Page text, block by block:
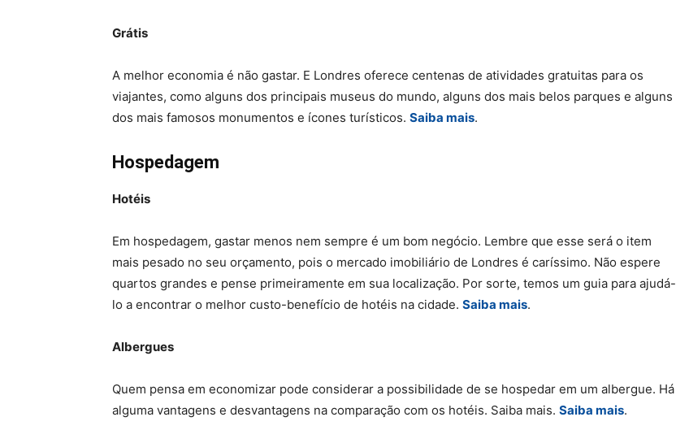
Grátis
A melhor economia é não gastar. E Londres oferece centenas de atividades gratuitas para os
viajantes, como alguns dos principais museus do mundo, alguns dos mais belos parques e alguns
dos mais famosos monumentos e ícones turísticos. Saiba mais.
Hospedagem
Hotéis
Em hospedagem, gastar menos nem sempre é um bom negócio. Lembre que esse será o item
mais pesado no seu orçamento, pois o mercado imobiliário de Londres é caríssimo. Não espere
quartos grandes e pense primeiramente em sua localização. Por sorte, temos um guia para ajudá-
lo a encontrar o melhor custo-benefício de hotéis na cidade. Saiba mais.
Albergues
Quem pensa em economizar pode considerar a possibilidade de se hospedar em um albergue. Há
alguma vantagens e desvantagens na comparação com os hotéis. Saiba mais. Saiba mais.